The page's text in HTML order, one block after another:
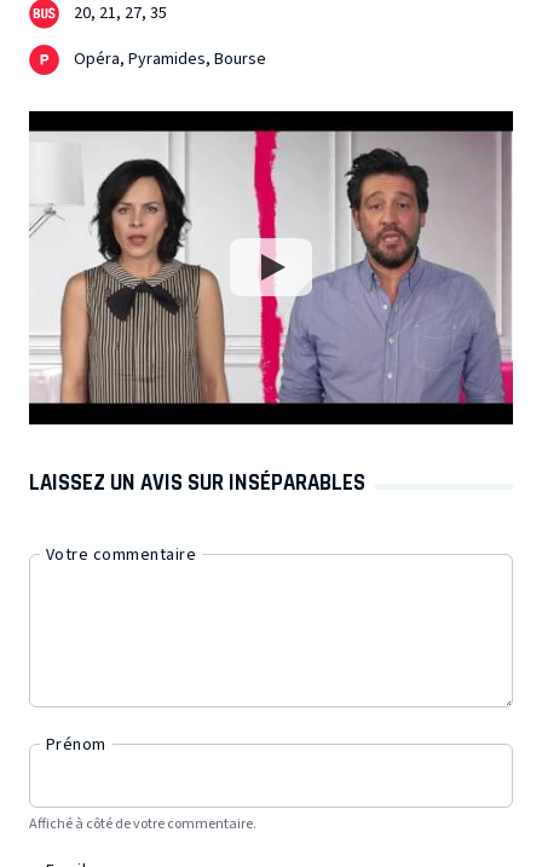
20, 21, 27, 35
Opéra, Pyramides, Bourse
LAISSEZ UN AVIS SUR INSÉPARABLES
Votre commentaire
Prénom
Affiché à côté de votre commentaire.